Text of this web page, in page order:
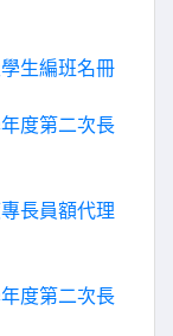
生編班名冊
度第二次長
長員額代理
度第二次長